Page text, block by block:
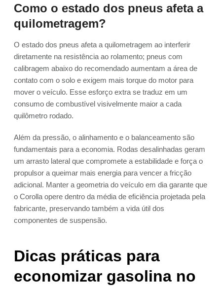
Como o estado dos pneus afeta a
quilometragem?
O estado dos pneus afeta a quilometragem ao interferir
diretamente na resistência ao rolamento; pneus com
calibragem abaixo do recomendado aumentam a área de
contato com o solo e exigem mais torque do motor para
mover o veículo. Esse esforço extra se traduz em um
consumo de combustível visivelmente maior a cada
quilômetro rodado.
Além da pressão, o alinhamento e o balanceamento são
fundamentais para a economia. Rodas desalinhadas geram
um arrasto lateral que compromete a estabilidade e força o
propulsor a queimar mais energia para vencer a fricção
adicional. Manter a geometria do veículo em dia garante que
o Corolla opere dentro da média de eficiência projetada pela
fabricante, preservando também a vida útil dos
componentes de suspensão.
Dicas práticas para
economizar gasolina no